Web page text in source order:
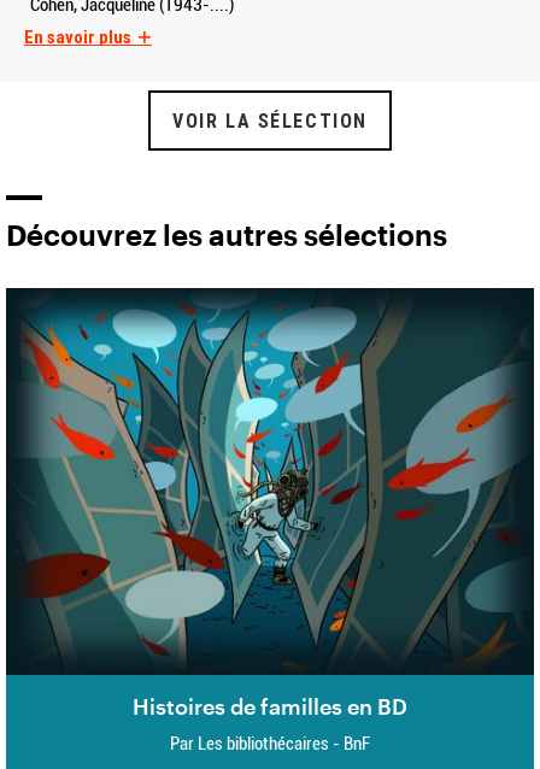
Cohen, Jacqueline (1943-....)
En savoir plus
VOIR LA SÉLECTION
Découvrez les autres sélections
Histoires de familles en BD
Par Les bibliothécaires - BnF